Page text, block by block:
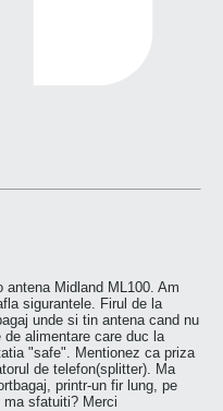
Midland ML100. Am
sigurantele. Firul de la
unde si tin antena cand nu
alimentare care duc la
"safe". Mentionez ca priza
de telefon(splitter). Ma
printr-un fir lung, pe
sfatuiti? Merci